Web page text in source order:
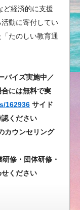
ど経済的に支援
動に寄付してい
たのしい教育通
バイズ実施中／
には無料で実
162936 サイド
ください
カウンセリング
修・団体研修・
ください